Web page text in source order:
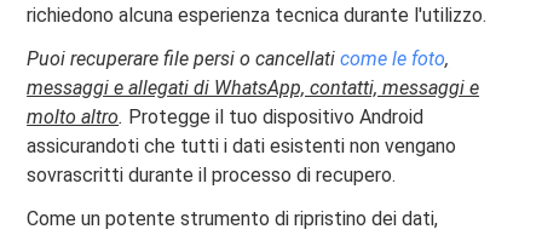
richiedono alcuna esperienza tecnica durante l'utilizzo.
Puoi recuperare file persi o cancellaticome le foto,
messaggi e allegati di WhatsApp, contatti, messaggi e
molto altro. Protegge il tuo dispositivo Android
assicurandoti che tutti i dati esistenti non vengano
sovrascritti durante il processo di recupero.
Come un potente strumento di ripristino dei dati,